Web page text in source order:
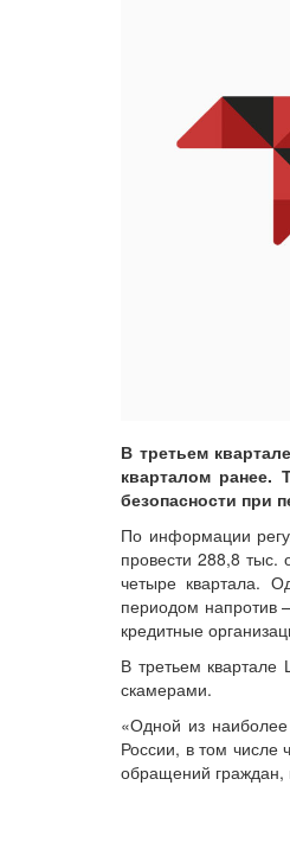
В третьем
кварталом ранее.
безопасности при
По информации
провести 288,8 тыс.
четыре квартала.
периодом напротив
кредитные
В третьем
скамерами.
«Одной из
России, в том числе
обращений граждан,